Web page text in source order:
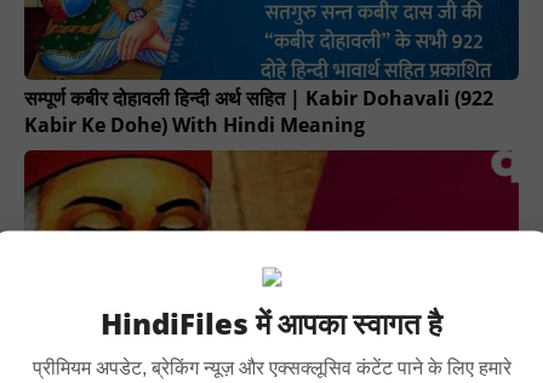
HindiFiles में आपका स्वागत है
प्रीमियम अपडेट, ब्रेकिंग न्यूज़ और एक्सक्लूसिव कंटेंट पाने के लिए हमारे
सम्पूर्ण कबीर दोहावली हिन्दी अर्थ सहित | Kabir Dohavali (922
Kabir Ke Dohe) With Hindi Meaning